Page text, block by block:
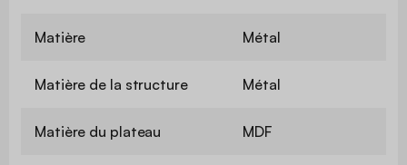
Matière Métal
Matière de la structure Métal
Matière du plateau MDF